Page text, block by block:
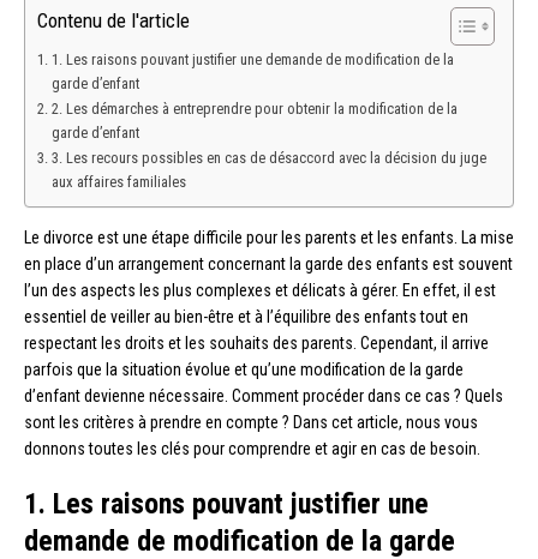
Contenu de l'article
1. Les raisons pouvant justifier une demande de modification de la
garde d’enfant
2. Les démarches à entreprendre pour obtenir la modification de la
garde d’enfant
3. Les recours possibles en cas de désaccord avec la décision du juge
aux affaires familiales
Le divorce est une étape difficile pour les parents et les enfants. La mise
en place d’un arrangement concernant la garde des enfants est souvent
l’un des aspects les plus complexes et délicats à gérer. En effet, il est
essentiel de veiller au bien-être et à l’équilibre des enfants tout en
respectant les droits et les souhaits des parents. Cependant, il arrive
parfois que la situation évolue et qu’une modification de la garde
d’enfant devienne nécessaire. Comment procéder dans ce cas ? Quels
sont les critères à prendre en compte ? Dans cet article, nous vous
donnons toutes les clés pour comprendre et agir en cas de besoin.
1. Les raisons pouvant justifier une
demande de modification de la garde